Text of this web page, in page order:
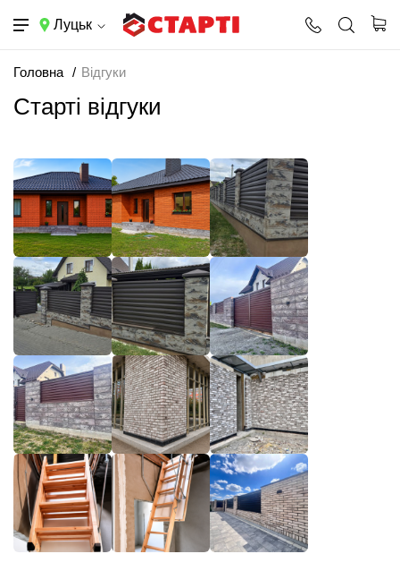
Луцьк
Головна Відгуки
Старті відгуки